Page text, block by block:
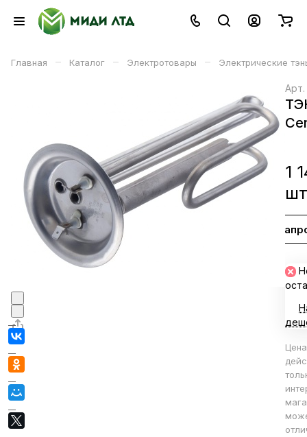
Главная – Каталог – Электротовары – Электрические
Арт.
1
шт
Цена